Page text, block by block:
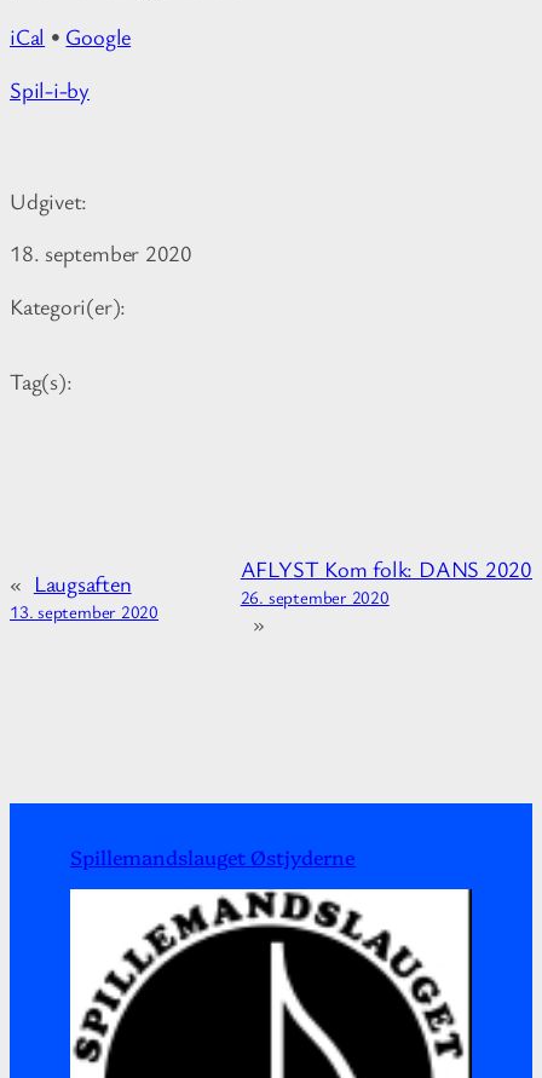
iCal • Google
M
i
n
o
a
o
Spil-i-by
Udgivet:
18. september 2020
Kategori(er):
Tag(s):
« Laugsaften
13. september 2020
AFLYST Kom folk: DANS 2020
26. september 2020
»
Spillemandslauget Østjyderne